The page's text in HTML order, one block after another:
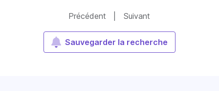
Précédent Suivant
Sauvegarder la recherche